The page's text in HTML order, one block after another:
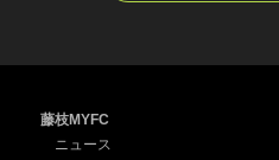
藤枝MYFC
ニュース